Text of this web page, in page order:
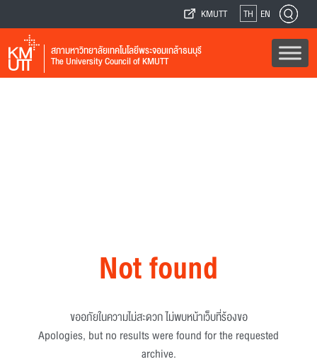
KMUTT TH EN
สภามหาวิทยาลัยเทคโนโลยีพระจอมเกล้าธนบุรี
The University Council of KMUTT
Not found
ขออภัยในความไม่สะดวก ไม่พบหน้าเว็บที่ร้องขอ
Apologies, but no results were found for the requested
archive.